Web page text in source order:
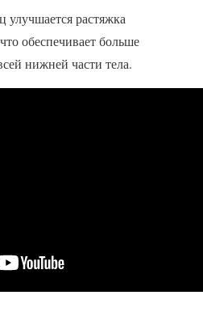
растяжка
обеспечивает больше
нижней части тела.